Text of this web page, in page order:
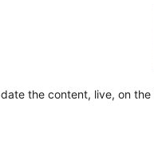
the content, live, on the